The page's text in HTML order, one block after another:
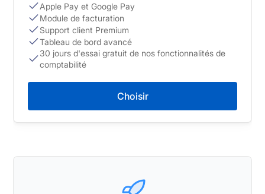
Apple Pay et Google Pay
Module de facturation
Support client Premium
Tableau de bord avancé
30 jours d'essai gratuit de nos fonctionnalités de
comptabilité
Choisir